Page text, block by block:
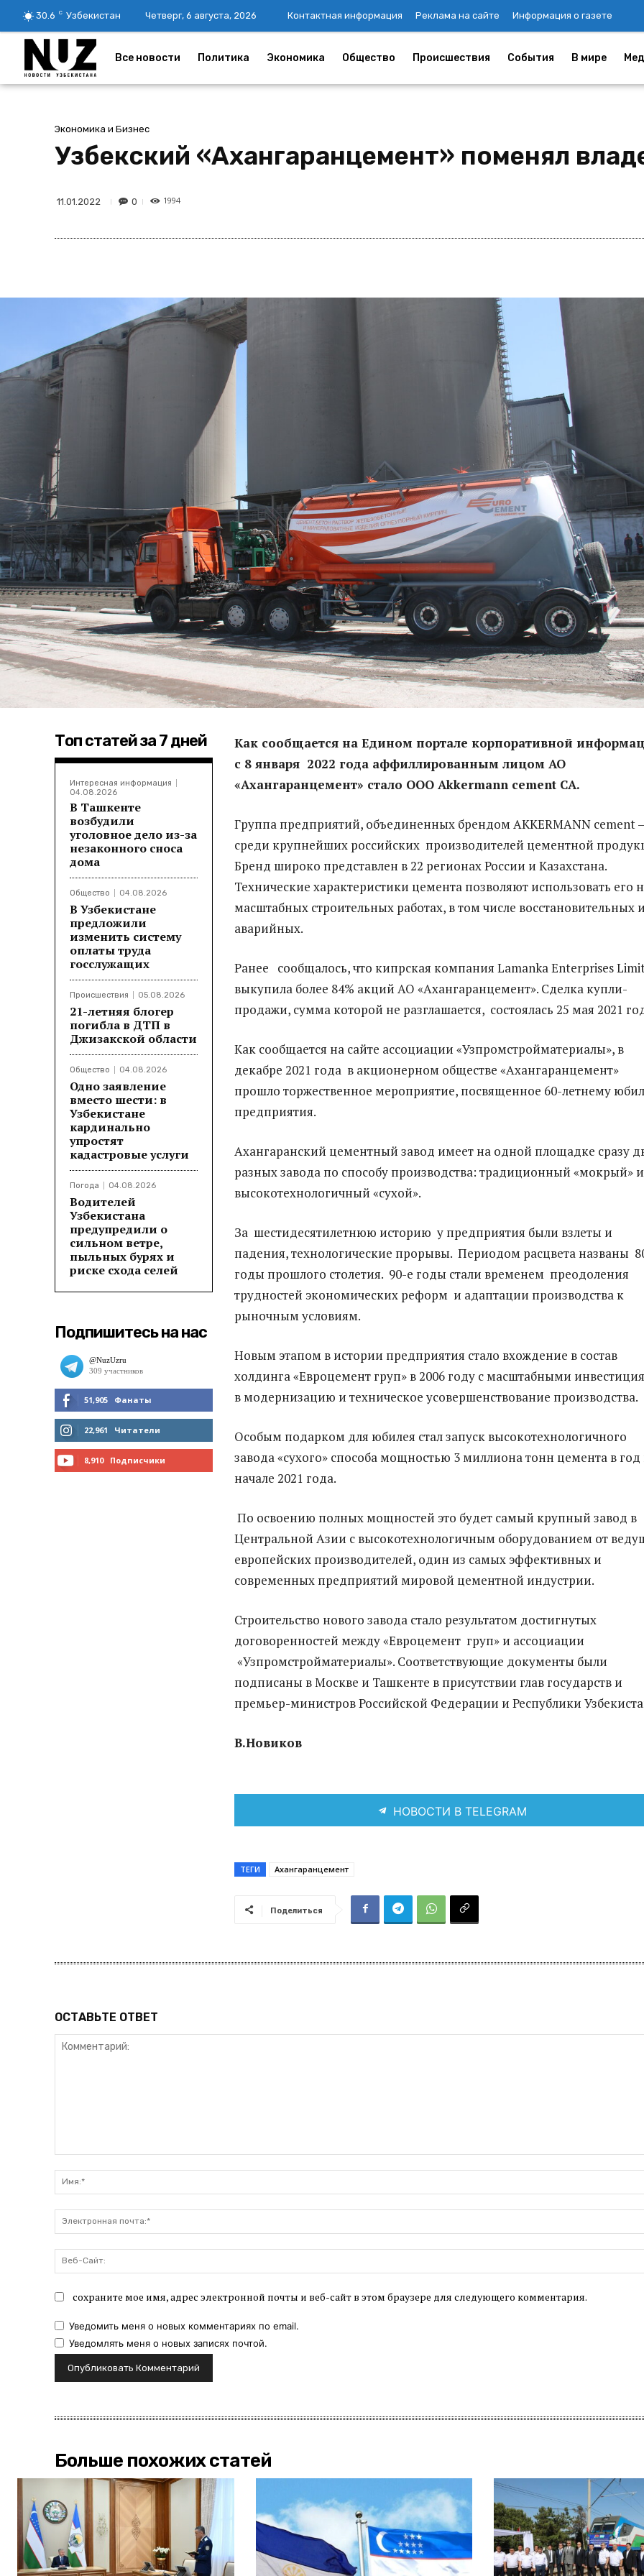
30.6 C Узбекистан Четверг, 6 августа, 2026 Контактная информация Реклама на сайте Информация о газете
Все новости Политика Экономика Общество Происшествия События В мире
Экономика и Бизнес
Узбекский «Ахангаранцемент» поменял
11.01.2022 0 1994
Топ статей за 7 дней
Интересная информация
04.08.2026
В Ташкенте
возбудили
уголовное дело из-за
незаконного сноса
дома
Общество 04.08.2026
В Узбекистане
предложили
изменить систему
оплаты труда
госслужащих
Происшествия 05.08.2026
21-летняя блогер
погибла в ДТП в
Джизакской области
Общество 04.08.2026
Одно заявление
вместо шести: в
Узбекистане
кардинально
упростят
кадастровые услуги
Погода 04.08.2026
Водителей
Узбекистана
предупредили о
сильном ветре,
пыльных бурях и
риске схода селей
Подпишитесь на нас
51,905 Фанаты
МНЕ НРАВИТСЯ
22,961 Читатели
8,910 Подписчики
Как сообщается на Едином портале корпоративной
с 8 января 2022 года аффиллированным лицом АО
«Ахангаранцемент» стало ООО Akkermann cement CA.
Группа предприятий, объединенных брендом AKKERMANN cement
среди крупнейших российских производителей цементной
Бренд широко представлен в 22 регионах России и Казахстана.
Технические характеристики цемента позволяют использовать его
масштабных строительных работах, в том числе восстановительных и
аварийных.
Ранее сообщалось, что кипрская компания Lamanka Enterprises
выкупила более 84% акций АО «Ахангаранцемент». Сделка купли-
продажи, сумма которой не разглашается, состоялась 25 мая 2021
Как сообщается на сайте ассоциации «Узпромстройматериалы», в
декабре 2021 года в акционерном обществе «Ахангаранцемент»
прошло торжественное мероприятие, посвященное 60-летнему
предприятия.
Ахангаранский цементный завод имеет на одной площадке сразу
разных завода по способу производства: традиционный «мокрый» и
высокотехнологичный «сухой».
За шестидесятилетнюю историю у предприятия были взлеты и
падения, технологические прорывы. Периодом расцвета названы
годы прошлого столетия. 90-е годы стали временем преодоления
трудностей экономических реформ и адаптации производства к
рыночным условиям.
Новым этапом в истории предприятия стало вхождение в состав
холдинга «Евроцемент груп» в 2006 году с масштабными
в модернизацию и техническое усовершенствование производства.
Особым подарком для юбилея стал запуск высокотехнологичного
завода «сухого» способа мощностью 3 миллиона тонн цемента в год
начале 2021 года.
По освоению полных мощностей это будет самый крупный завод в
Центральной Азии с высокотехнологичным оборудованием от
европейских производителей, один из самых эффективных и
современных предприятий мировой цементной индустрии.
Строительство нового завода стало результатом достигнутых
договоренностей между «Евроцемент груп» и ассоциации
«Узпромстройматериалы». Соответствующие документы были
подписаны в Москве и Ташкенте в присутствии глав государств и
премьер-министров Российской Федерации и Республики
В.Новиков
НОВОСТИ В TELEGRAM
ТЕГИ Ахангаранцемент
Поделиться
ОСТАВЬТЕ ОТВЕТ
сохраните мое имя, адрес электронной почты и веб-сайт в этом браузере для следующего комментария.
Уведомить меня о новых комментариях по email.
Уведомлять меня о новых записях почтой.
Больше похожих статей